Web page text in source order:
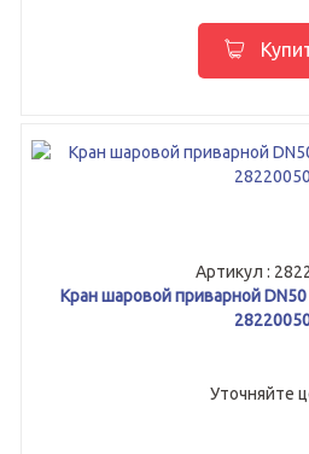
Артикул :
Кран шаровой приварной
Уточняйте